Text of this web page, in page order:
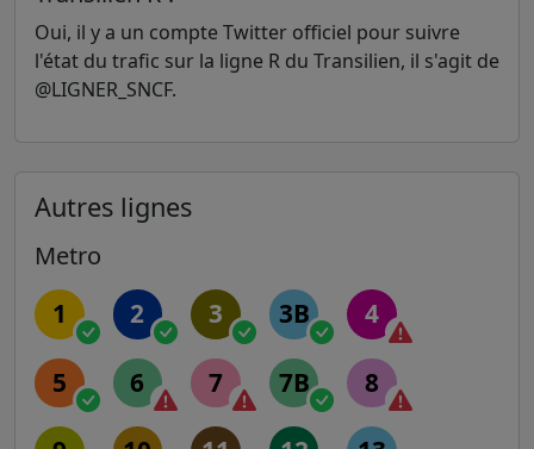
Oui, il y a un compte Twitter officiel pour suivre
l'état du trafic sur la ligne R du Transilien, il s'agit de
@LIGNER_SNCF.
Autres lignes
Metro
1 2 3 3B 4
5 6 7 7B 8